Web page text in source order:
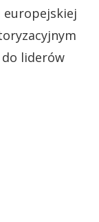
europejskiej
do liderów